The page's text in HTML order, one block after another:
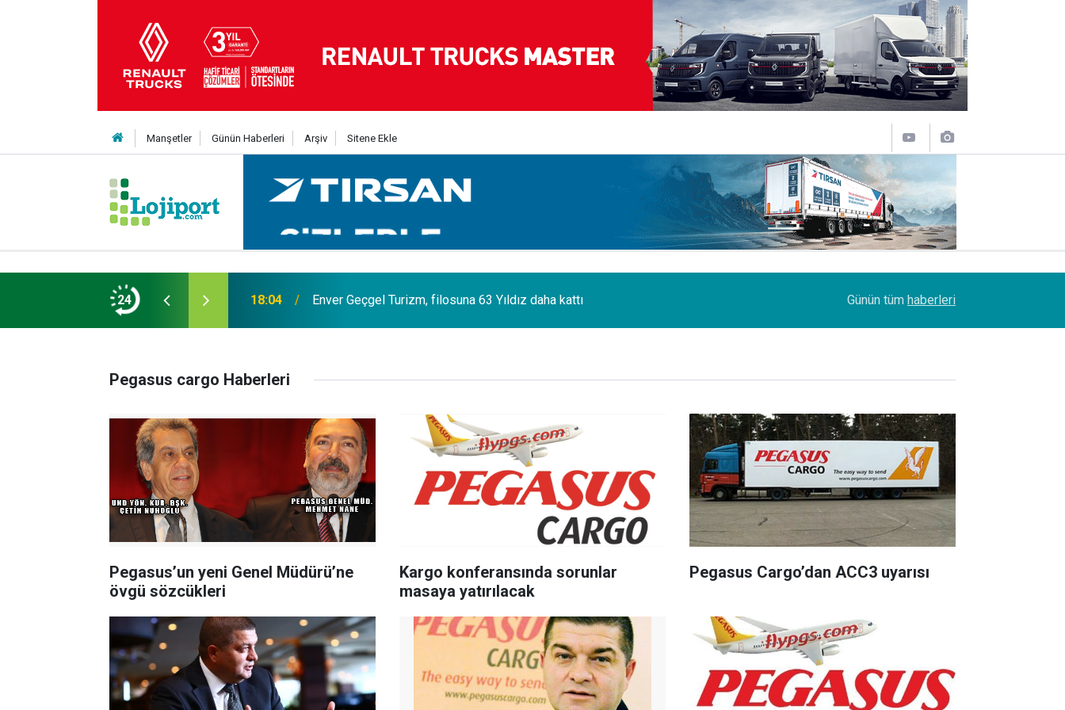
Manşetler Günün Haberleri Arşiv Sitene Ekle
24 18:04 Enver Geçgel Turizm, filosuna 63 Yıldız daha kattı Lojistik sektörünün acı kaybı; Cihan Yıldıran
Günün tüm haberleri
Pegasus cargo Haberleri
Pegasus’un yeni Genel Müdürü’ne
övgü sözcükleri
Kargo konferansında sorunlar
masaya yatırılacak
Pegasus Cargo’dan ACC3 uyarısı